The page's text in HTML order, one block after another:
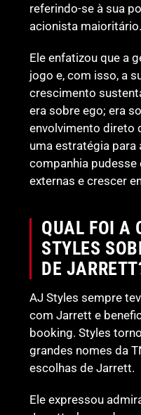
referindo-se à sua
acionista maioritário.
Ele enfatizou que a
jogo e, com isso, a
crescimento
era sobre ego; era
envolvimento direto
uma estratégia para
companhia
externas e crescer
QUAL FOI A
STYLES
DE
AJ Styles sempre
com Jarrett e
booking. Styles
grandes nomes da
escolhas de Jarrett.
Ele expressou